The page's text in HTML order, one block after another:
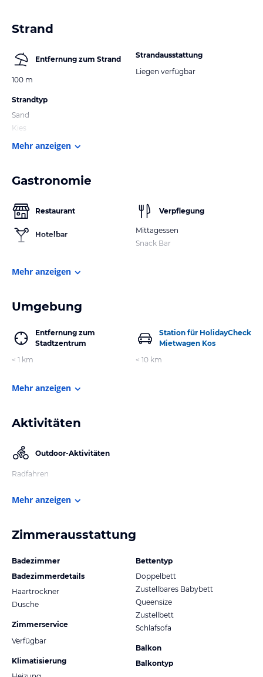
Strand
Entfernung zum Strand
100 m
Strandtyp
Sand
Kies
Strandausstattung
Liegen verfügbar
Mehr anzeigen
Gastronomie
Restaurant
Hotelbar
Verpflegung
Mittagessen
Snack Bar
Mehr anzeigen
Umgebung
Entfernung zum
Stadtzentrum
< 1 km
Station für HolidayCheck
Mietwagen Kos
< 10 km
Mehr anzeigen
Aktivitäten
Outdoor-Aktivitäten
Radfahren
Mehr anzeigen
Zimmerausstattung
Badezimmer
Badezimmerdetails
Haartrockner
Dusche
Zimmerservice
Verfügbar
Klimatisierung
Bettentyp
Doppelbett
Zustellbares Babybett
Queensize
Zustellbett
Schlafsofa
Balkon
Balkontyp